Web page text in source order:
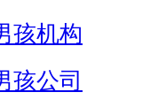
孩机构
孩公司